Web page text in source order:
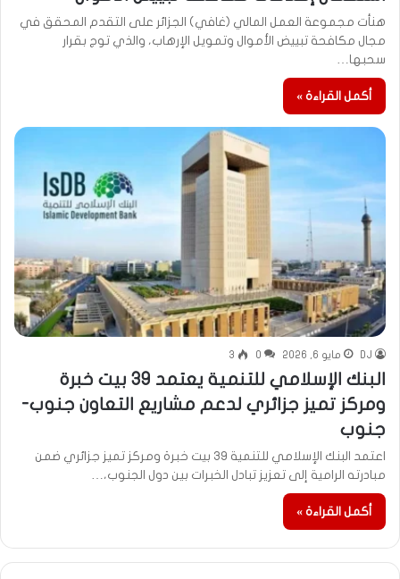
هنأت مجموعة العمل المالي (غافي) الجزائر على التقدم المحقق في
مجال مكافحة تبييض الأموال وتمويل الإرهاب، والذي توج بقرار
سحبها…
أكمل القراءة »
DJ مايو 6, 2026 0
3
البنك الإسلامي للتنمية يعتمد 39 بيت خبرة
ومركز تميز جزائري لدعم مشاريع التعاون جنوب-
جنوب
اعتمد البنك الإسلامي للتنمية 39 بيت خبرة ومركز تميز جزائري ضمن
مبادرته الرامية إلى تعزيز تبادل الخبرات بين دول الجنوب،…
أكمل القراءة »